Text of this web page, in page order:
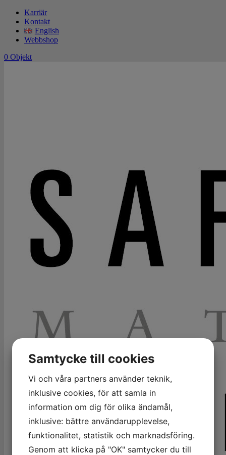
Karriär
Kontakt
English
Webbshop
0 Objekt
Samtycke till cookies
Vi och våra partners använder teknik,
inklusive cookies, för att samla in
information om dig för olika ändamål,
inklusive: bättre användarupplevelse,
funktionalitet, statistik och marknadsföring.
Genom att klicka på "OK" samtycker du till